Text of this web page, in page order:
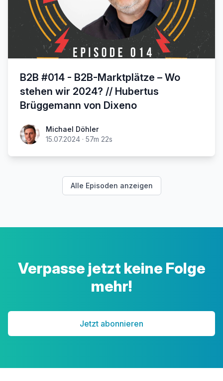
B2B #014 - B2B-Marktplätze – Wo
stehen wir 2024? // Hubertus
Brüggemann von Dixeno
Michael Döhler
15.07.2024 · 57m 22s
Alle Episoden anzeigen
Verpasse jetzt keine Folge
mehr!
Jetzt abonnieren